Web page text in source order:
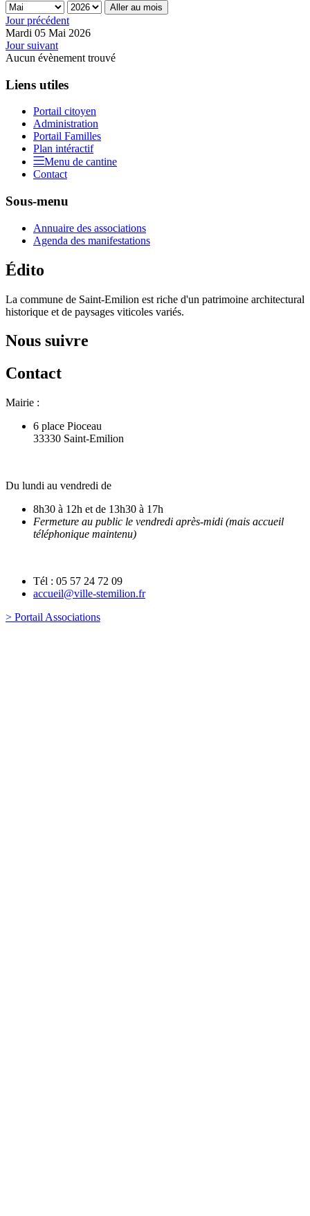
Aller au mois
Jour précédent
Mardi 05 Mai 2026
Jour suivant
Aucun évènement trouvé
Liens utiles
Portail citoyen
Administration
Portail Familles
Plan intéractif
Menu de cantine
Contact
Sous-menu
Annuaire des associations
Agenda des manifestations
Édito
La commune de Saint-Emilion est riche d'un patrimoine architectural
historique et de paysages viticoles variés.
Nous suivre
Contact
Mairie :
6 place Pioceau
33330 Saint-Emilion
Du lundi au vendredi de
8h30 à 12h et de 13h30 à 17h
Fermeture au public le vendredi après-midi (mais accueil
téléphonique maintenu)
Tél : 05 57 24 72 09
accueil@ville-stemilion.fr
> Portail Associations